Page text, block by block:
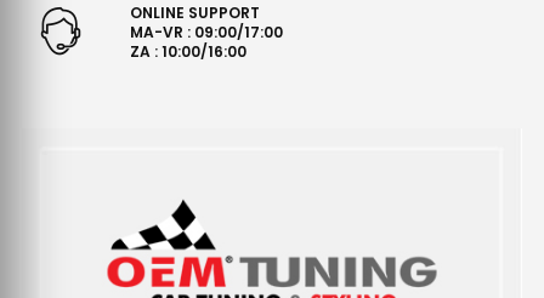
ONLINE SUPPORT
MA-VR : 09:00/17:00
ZA : 10:00/16:00